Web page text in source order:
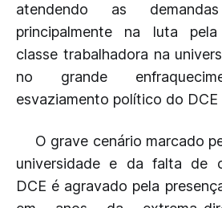
atendendo as
principalmente na luta
classe trabalhadora na
no grande
esvaziamento político do DCE
O grave cenário marcado
universidade e da falta de
DCE é agravado pela